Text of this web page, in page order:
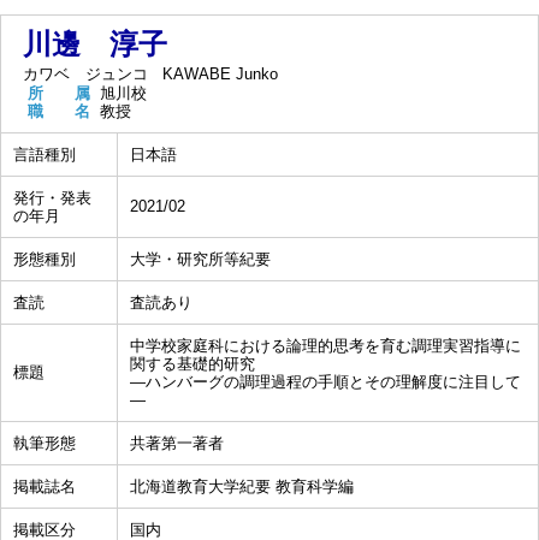
川邊 淳子
カワベ ジュンコ
KAWABE Junko
所 属 旭川校
職 名 教授
言語種別 日本語
発行・発表
の年月
2021/02
形態種別 大学・研究所等紀要
査読 査読あり
標題
中学校家庭科における論理的思考を育む調理実習指導に
関する基礎的研究
―ハンバーグの調理過程の手順とその理解度に注目して
―
執筆形態 共著第一著者
掲載誌名 北海道教育大学紀要 教育科学編
掲載区分 国内